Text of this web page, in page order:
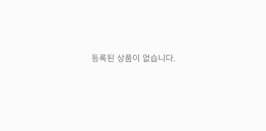
등록된 상품이 없습니다.